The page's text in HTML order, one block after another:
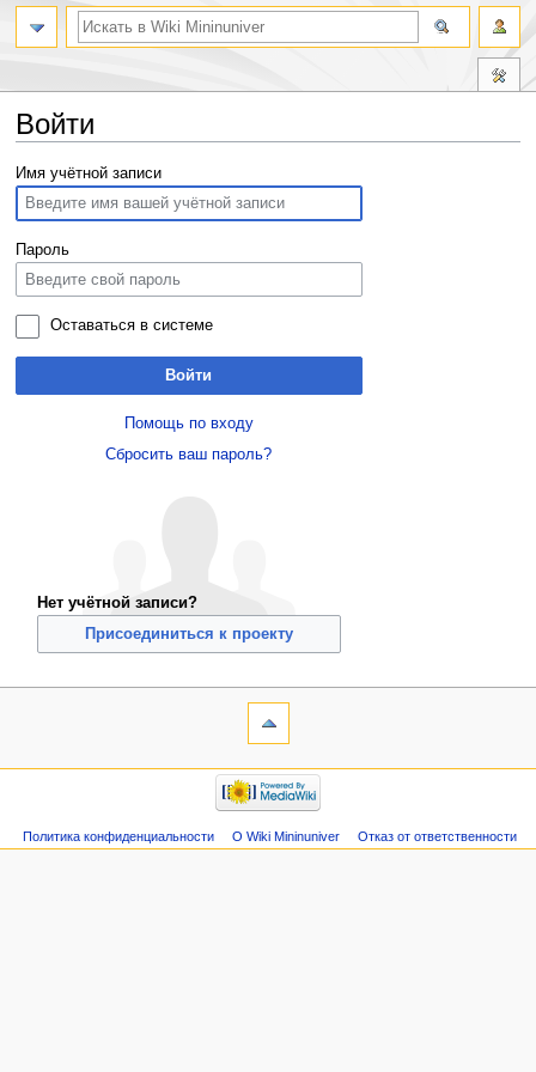
Войти
Перейти
навигации
Перейти
поиску
Имя учётной записи
Пароль
Оставаться в системе
Войти
Помощь по входу
Сбросить ваш пароль?
Нет учётной записи?
Присоединиться к проекту
Политика конфиденциальности О Wiki Mininuniver Отказ от ответственности